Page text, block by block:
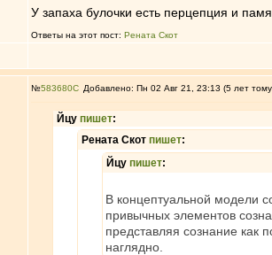
У запаха булочки есть перцепция и
Ответы на этот пост: Рената Скот
№583680 Добавлено: Пн 02 Авг 21, 23:13 (5 лет
Йцу пишет:
Рената Скот пишет:
Йцу пишет:
В концептуальной модели
привычных элементов
представляя сознание как
наглядно.